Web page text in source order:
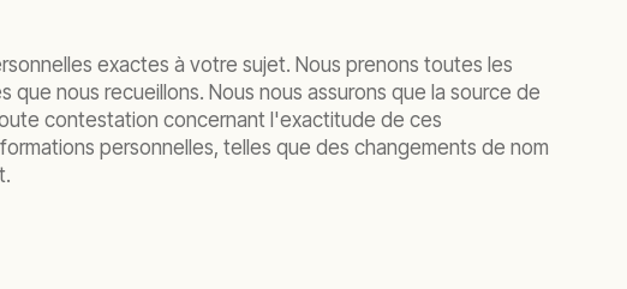
exactes à votre sujet. Nous prenons toutes les
nous recueillons. Nous nous assurons que la source de
contestation concernant l'exactitude de ces
personnelles, telles que des changements de nom